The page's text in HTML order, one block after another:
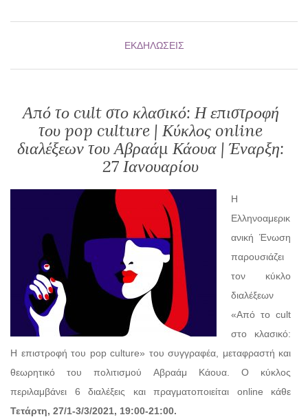
ΕΚΔΗΛΏΣΕΙΣ
Από το cult στο κλασικό: Η επιστροφή
του pop culture | Κύκλος online
διαλέξεων του Αβραάμ Κάουα | Έναρξη:
27 Ιανουαρίου
Η
Ελληνοαμερικ
ανική Ένωση
παρουσιάζει
τον κύκλο
διαλέξεων
«Από το cult
στο κλασικό:
Η επιστροφή του pop culture» του συγγραφέα, μεταφραστή και
θεωρητικό του πολιτισμού Αβραάμ Κάουα. Ο κύκλος
περιλαμβάνει 6 διαλέξεις και πραγματοποιείται online κάθε
Τετάρτη, 27/1-3/3/2021, 19:00-21:00.